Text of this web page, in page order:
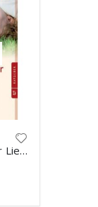
Die fünf Sprachen der Liebe für Kinder